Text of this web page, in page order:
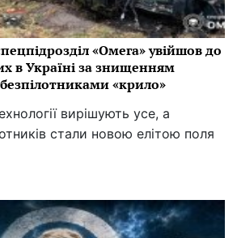
«Омега» увійшов до
в Україні за знищенням
«крило»
вирішують усе, а
стали новою елітою поля